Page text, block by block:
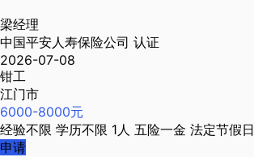
梁经理
中国平安人寿保险公司 认证
2026-07-08
钳工
江门市
6000-8000元
经验不限 学历不限 1人 五险一金 法定节假日
申请